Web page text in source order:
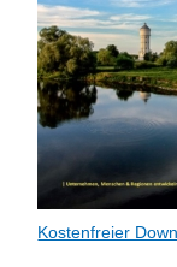
Kostenfreier